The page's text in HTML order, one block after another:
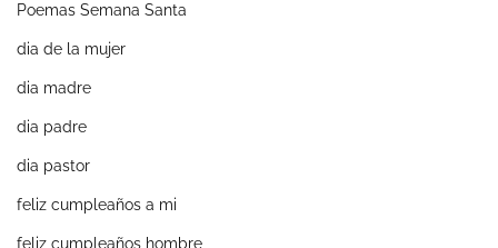
Poemas Semana Santa
dia de la mujer
dia madre
dia padre
dia pastor
feliz cumpleaños a mi
feliz cumpleaños hombre